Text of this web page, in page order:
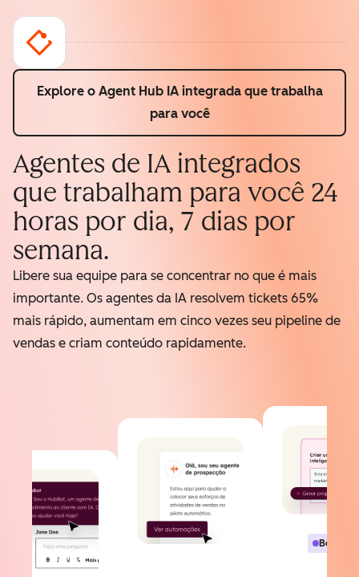
Explore o Agent Hub IA integrada que trabalha
para você
Agentes de IA integrados
que trabalham para você 24
horas por dia, 7 dias por
semana.
Libere sua equipe para se concentrar no que é mais
importante. Os agentes da IA resolvem tickets 65%
mais rápido, aumentam em cinco vezes seu pipeline de
vendas e criam conteúdo rapidamente.
Beta